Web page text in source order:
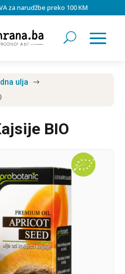
za narudžbe preko 100 KM
ulja $
BIO